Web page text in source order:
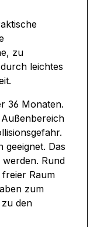
zu
leichtes
36 Monaten.
Das
Rund
Raum
zum
den